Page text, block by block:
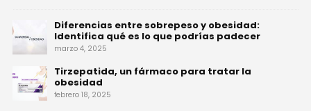
Diferencias entre sobrepeso y obesidad:
Identifica qué es lo que podrías padecer
marzo 4, 2025
Tirzepatida, un fármaco para tratar la
obesidad
febrero 18, 2025